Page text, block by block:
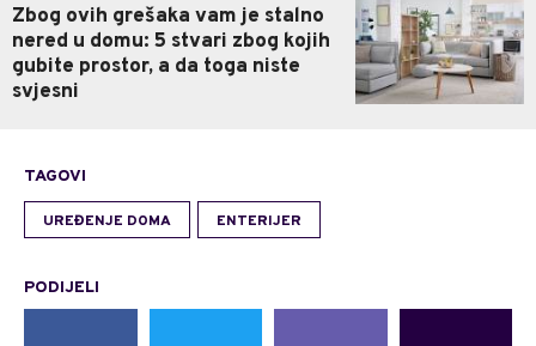
Zbog ovih grešaka vam je stalno
nered u domu: 5 stvari zbog kojih
gubite prostor, a da toga niste
svjesni
TAGOVI
UREĐENJE DOMA ENTERIJER
PODIJELI